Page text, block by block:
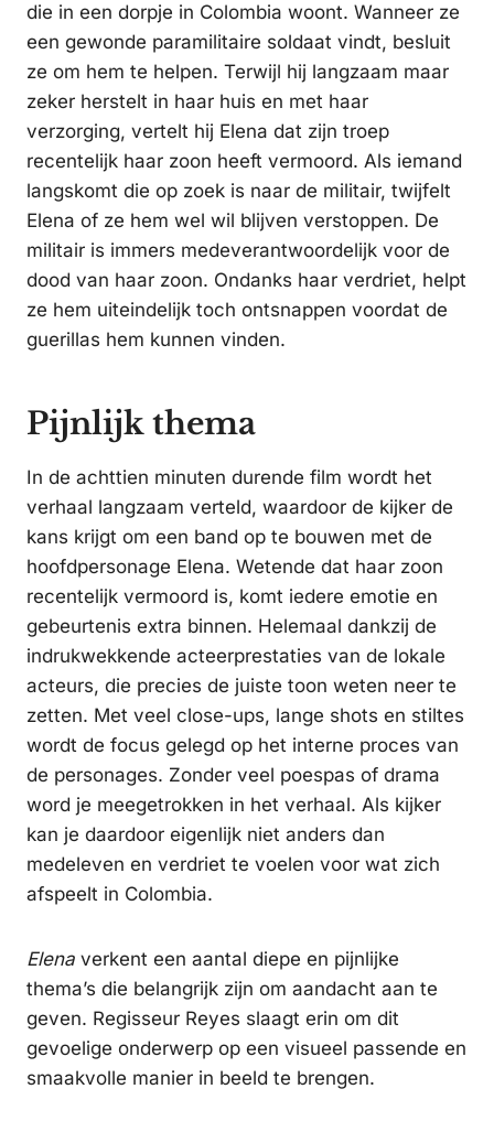
die in een dorpje in Colombia woont. Wanneer ze
een gewonde paramilitaire soldaat vindt, besluit
ze om hem te helpen. Terwijl hij langzaam maar
zeker herstelt in haar huis en met haar
verzorging, vertelt hij Elena dat zijn troep
recentelijk haar zoon heeft vermoord. Als iemand
langskomt die op zoek is naar de militair, twijfelt
Elena of ze hem wel wil blijven verstoppen. De
militair is immers medeverantwoordelijk voor de
dood van haar zoon. Ondanks haar verdriet, helpt
ze hem uiteindelijk toch ontsnappen voordat de
guerillas hem kunnen vinden.
Pijnlijk thema
In de achttien minuten durende film wordt het
verhaal langzaam verteld, waardoor de kijker de
kans krijgt om een band op te bouwen met de
hoofdpersonage Elena. Wetende dat haar zoon
recentelijk vermoord is, komt iedere emotie en
gebeurtenis extra binnen. Helemaal dankzij de
indrukwekkende acteerprestaties van de lokale
acteurs, die precies de juiste toon weten neer te
zetten. Met veel close-ups, lange shots en stiltes
wordt de focus gelegd op het interne proces van
de personages. Zonder veel poespas of drama
word je meegetrokken in het verhaal. Als kijker
kan je daardoor eigenlijk niet anders dan
medeleven en verdriet te voelen voor wat zich
afspeelt in Colombia.
Elena verkent een aantal diepe en pijnlijke
thema’s die belangrijk zijn om aandacht aan te
geven. Regisseur Reyes slaagt erin om dit
gevoelige onderwerp op een visueel passende en
smaakvolle manier in beeld te brengen.